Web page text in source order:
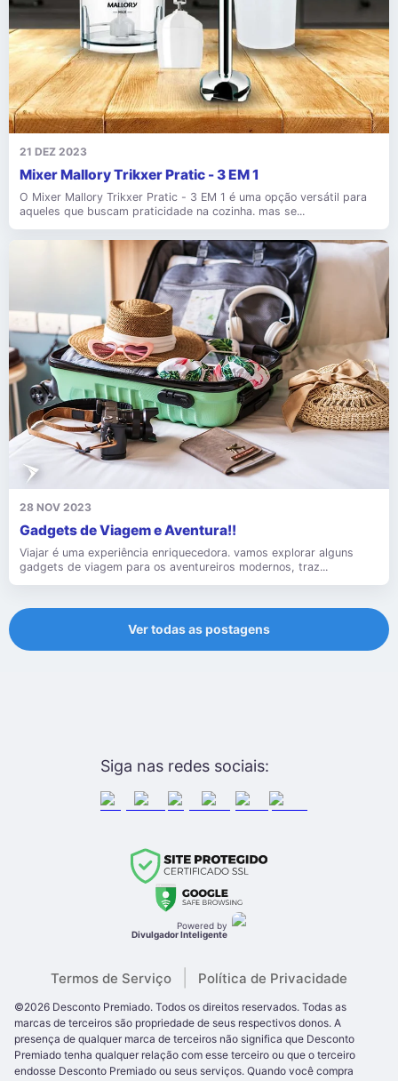
21 DEZ 2023
Mixer Mallory Trikxer Pratic - 3 EM 1
O Mixer Mallory Trikxer Pratic - 3 EM 1 é uma opção versátil para
aqueles que buscam praticidade na cozinha. mas se...
28 NOV 2023
Gadgets de Viagem e Aventura!!
Viajar é uma experiência enriquecedora. vamos explorar alguns
gadgets de viagem para os aventureiros modernos, traz...
Ver todas as postagens
Siga nas redes sociais:
Powered by
Divulgador Inteligente
Termos de Serviço Política de Privacidade
©2026 Desconto Premiado. Todos os direitos reservados. Todas as
marcas de terceiros são propriedade de seus respectivos donos. A
presença de qualquer marca de terceiros não significa que Desconto
Premiado tenha qualquer relação com esse terceiro ou que o terceiro
endosse Desconto Premiado ou seus serviços. Quando você compra